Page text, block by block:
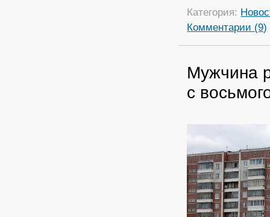
Категория:
Комментарии (9)
Мужчина
с